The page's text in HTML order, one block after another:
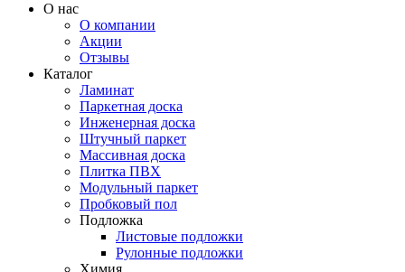
О нас
О компании
Акции
Отзывы
Каталог
Ламинат
Паркетная доска
Инженерная доска
Штучный паркет
Массивная доска
Плитка ПВХ
Модульный паркет
Пробковый пол
Подложка
Листовые подложки
Рулонные подложки
Химия